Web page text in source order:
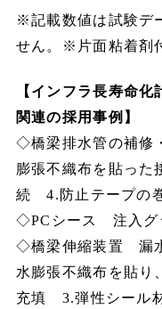
※記載数値は試験デ
せん。※片面粘着剤
【インフラ長寿命
関連の採用事例】
◇橋梁排水管の補修
膨張不織布を貼っ
続 4.防止テープの
◇PCシース 注入グ
◇橋梁伸縮装置 漏
水膨張不織布を貼
充填 3.弾性シール